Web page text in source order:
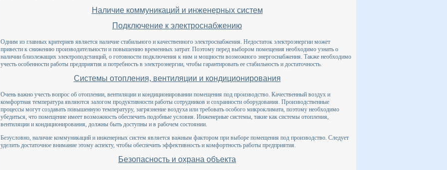
Наличие коммуникаций и инженерных систем
Подключение к электроснабжению
Одним из главных критериев является наличие стабильного и качественного электроснабжения. Недостаток электроэнергии может
привести к снижению производительности и повышению временных затрат. Поэтому перед выбором помещения необходимо узнать о
наличии близлежащих электроподстанций, о готовности подключения к ним и мощности возможного энергоснабжения. Также необходимо
учесть особенности работы предприятия и потребность в электроэнергии, чтобы гарантировать ее стабильность и достаточность.
Системы отопления, вентиляции и кондиционирования
Очень важно учесть вопрос об отоплении, вентиляции и кондиционировании помещения под производство. Качественный воздух и
комфортная температура являются залогом продуктивности работы сотрудников и сохранности оборудования. Производственные
процессы могут создавать повышенную температуру, загрязнение воздуха или требовать особого микроклимата, поэтому необходимо
убедиться, что помещение имеет возможность обеспечить подобные условия. Инженерные системы, такие как системы отопления,
вентиляции и кондиционирования, должны быть доступны и в рабочем состоянии.
Безусловно, наличие коммуникаций и инженерных систем является важным фактором при выборе помещения под производство. Следует
уделить достаточное внимание этому аспекту, чтобы обеспечить эффективность и комфортность работы предприятия.
Безопасность и охрана объекта